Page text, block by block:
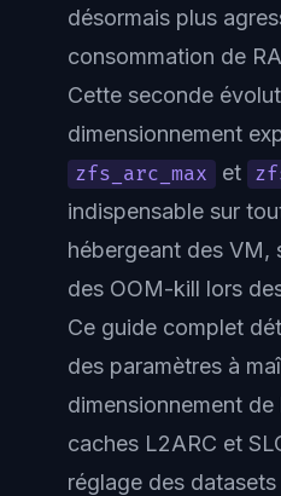
désormais plus
consommation de
Cette seconde
dimensionnement
zfs_arc_max et
indispensable sur
hébergeant des VM,
des OOM-kill lors
Ce guide complet
des paramètres à
dimensionnement
caches L2ARC et
réglage des